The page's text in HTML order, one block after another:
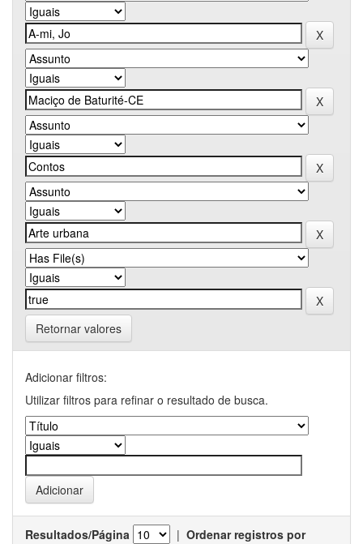
Retornar valores
Adicionar filtros:
Utilizar filtros para refinar o resultado de busca.
Resultados/Página | Ordenar registros por